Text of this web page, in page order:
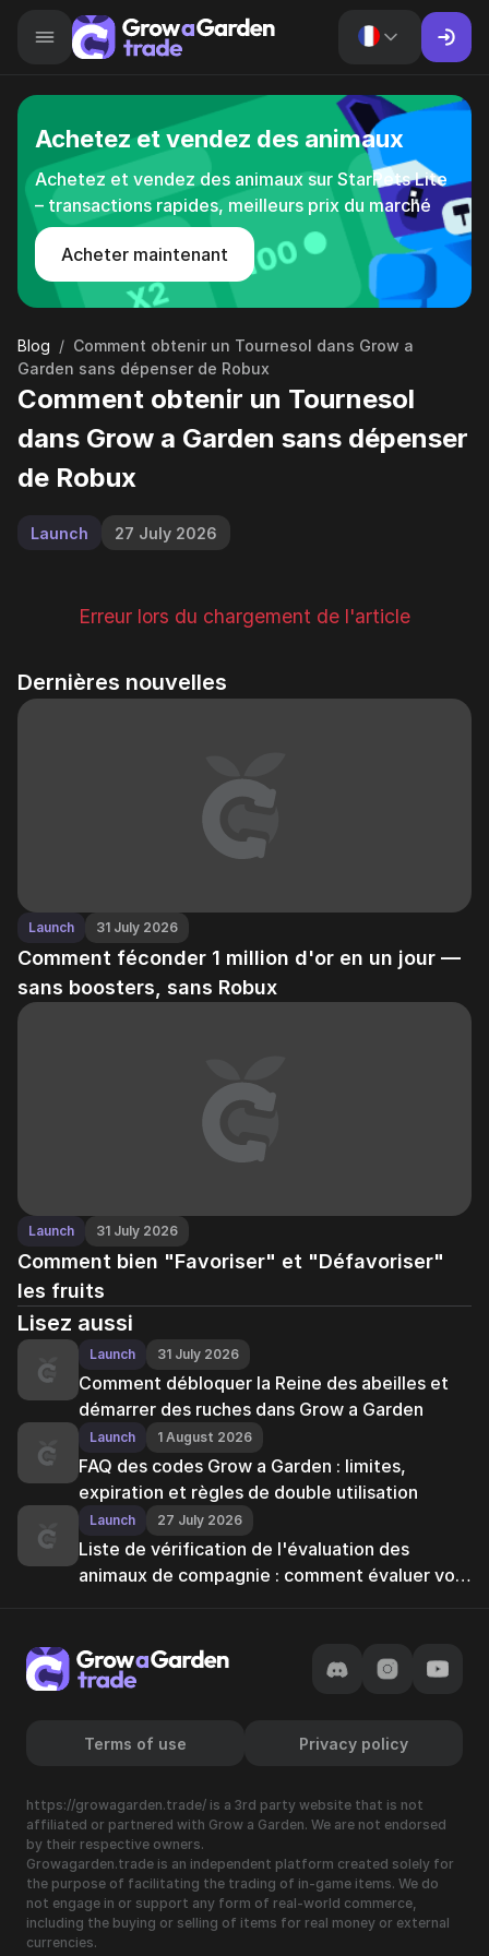
Achetez et vendez des animaux
Achetez et vendez des animaux sur StarPets Lite
– transactions rapides, meilleurs prix du marché
Acheter maintenant
Blog / Comment obtenir un Tournesol dans Grow a
Garden sans dépenser de Robux
Comment obtenir un Tournesol
dans Grow a Garden sans dépenser
de Robux
Launch 27 July 2026
Erreur lors du chargement de l'article
Dernières nouvelles
Launch 31 July 2026
Comment féconder 1 million d'or en un jour —
sans boosters, sans Robux
Launch 31 July 2026
Comment bien "Favoriser" et "Défavoriser"
les fruits
Lisez aussi
Launch 31 July 2026
Comment débloquer la Reine des abeilles et
démarrer des ruches dans Grow a Garden
Launch 1 August 2026
FAQ des codes Grow a Garden : limites,
expiration et règles de double utilisation
Launch 27 July 2026
Liste de vérification de l'évaluation des
animaux de compagnie : comment évaluer vos
Terms of use Privacy policy
https://growagarden.trade/ is a 3rd party website that is not
affiliated or partnered with Grow a Garden. We are not endorsed
by their respective owners.
Growagarden.trade is an independent platform created solely for
the purpose of facilitating the trading of in-game items. We do
not engage in or support any form of real-world commerce,
including the buying or selling of items for real money or external
currencies.